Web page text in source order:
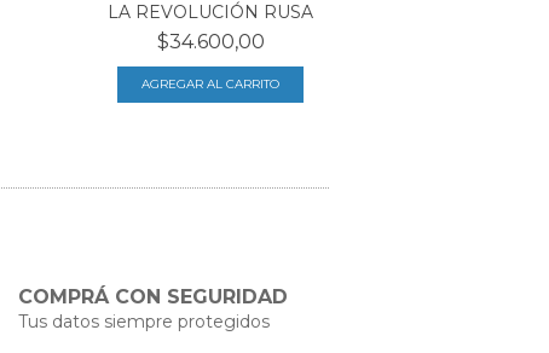
LA REVOLUCIÓN RUSA
$34.600,00
COMPRÁ CON SEGURIDAD
Tus datos siempre protegidos